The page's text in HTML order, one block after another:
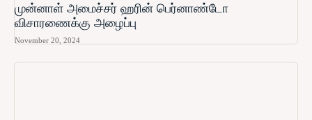
முன்னாள் அமைச்சர் ஹரின் பெர்னாண்டோ​
விசாரணைக்கு அழைப்பு
November 20, 2024